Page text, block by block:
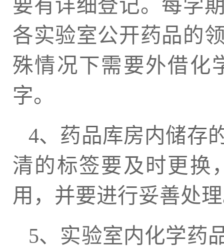
要有详细登记。每学
各实验室公开药品的
殊情况下需要外借化
字。
4、药品库房内储存
清的标签要及时更换
用，并要进行妥善处
5、实验室内化学药